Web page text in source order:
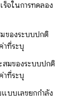
ร็จในการทดลอง
มของระบบปกติ
าที่ระบุ
สมของระบบปกติ
าที่ระบุ
บบเลขยกกำลัง